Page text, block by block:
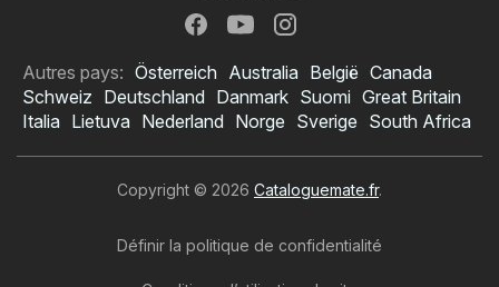
Autres pays: Österreich Australia België Canada
Schweiz Deutschland Danmark Suomi Great Britain
Italia Lietuva Nederland Norge Sverige South Africa
Copyright © 2026 Cataloguemate.fr.
Définir la politique de confidentialité